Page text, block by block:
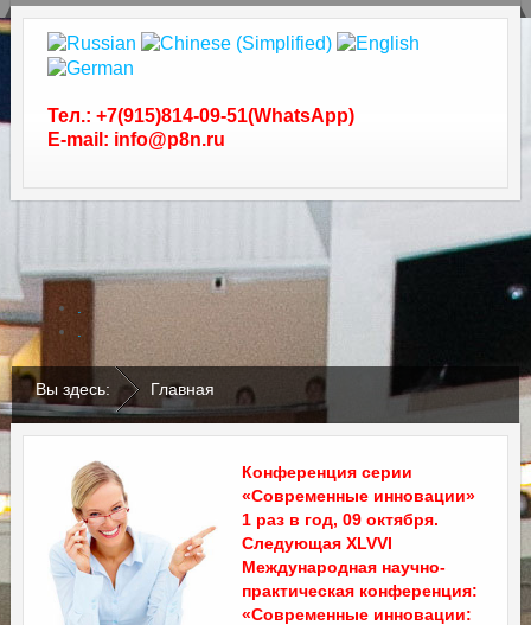
Тел.: +7(915)814-09-51(WhatsApp)
E-mail: info@p8n.ru
Вы здесь: Главная
Конференция серии
«Современные инновации»
1 раз в год, 09 октября.
Следующая XLVVI
Международная научно-
практическая конференция:
«Современные инновации: